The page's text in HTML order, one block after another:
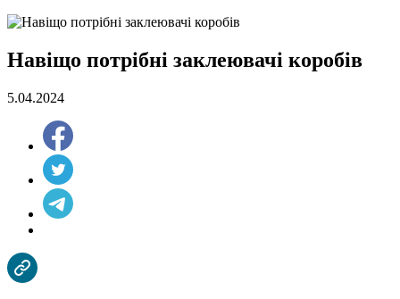
Навіщо потрібні заклеювачі коробів
5.04.2024